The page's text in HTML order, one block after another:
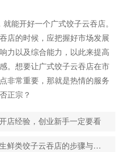
能开好一个广式饺子云吞店。
店的时候，应把握好市场发展
力以及综合能力，以此来提高
。想要让广式饺子云吞店在市
非常重要，那就是热情的服务
正宗？
店经验，创业新手一定要看
类饺子云吞店的步骤与流程都在这里